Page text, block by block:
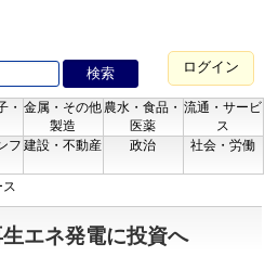
ログイン
・ 金属・その他
製造
農水・食品・
医薬
流通・サービ
ス
フ 建設・不動産 政治 社会・労働
ス
エネ発電に投資へ